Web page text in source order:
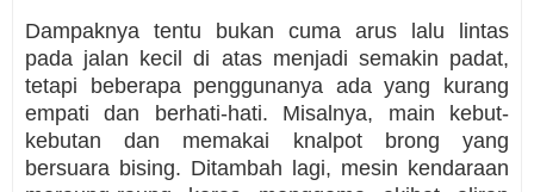
Dampaknya tentu bukan cuma arus lalu lintas
pada jalan kecil di atas menjadi semakin padat,
tetapi beberapa penggunanya ada yang kurang
empati dan berhati-hati. Misalnya, main kebut-
kebutan dan memakai knalpot brong yang
bersuara bising. Ditambah lagi, mesin kendaraan